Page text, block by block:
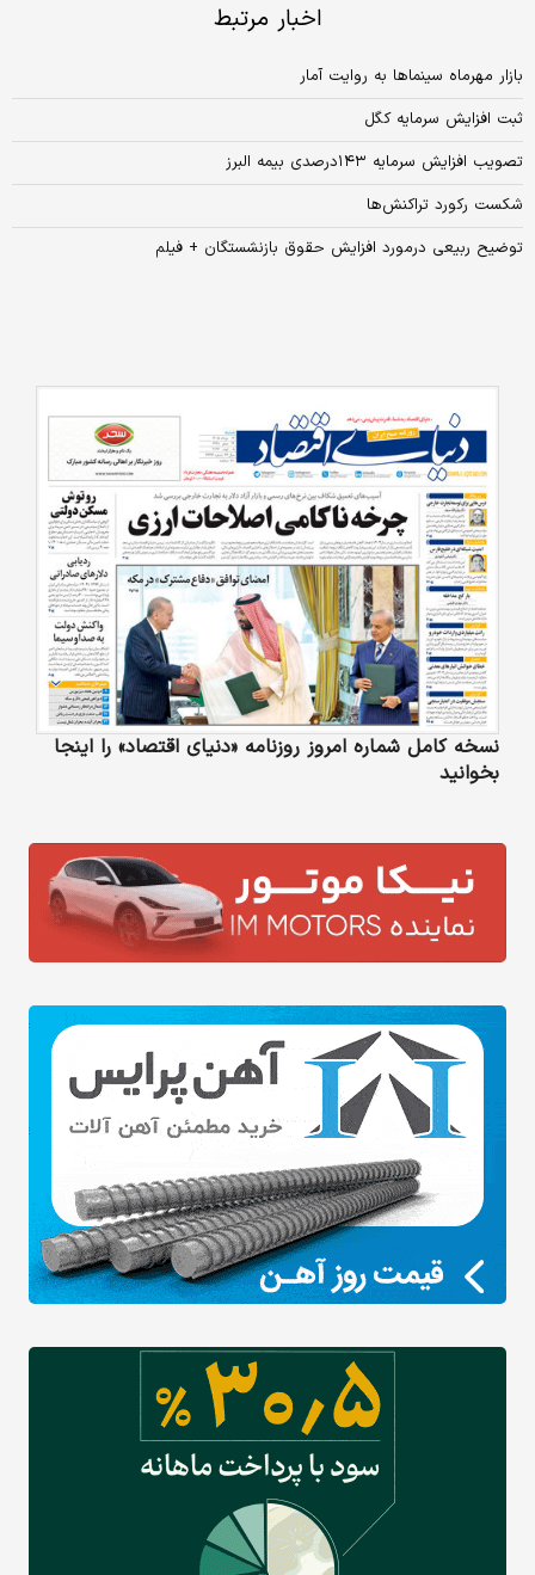
اخبار مرتبط
بازار مهرماه سینماها به روایت آمار
ثبت افزایش سرمایه کگل
تصویب افزایش سرمایه ۱۴۳درصدی بیمه البرز
شکست رکورد تراکنش‌ها
توضیح ربیعی درمورد افزایش حقوق بازنشستگان + فیلم
نسخه کامل شماره امروز روزنامه «دنیای‌ اقتصاد» را اینجا
بخوانید